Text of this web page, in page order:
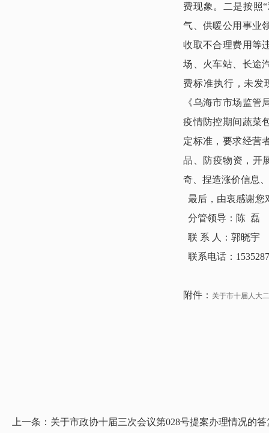
费现象。二是按照
气、供暖公用事业
收取不合理费用等
场、火车站、长途
费标准执行，未发
《乌海市市场监
疫情防控期间蔬菜
定标准，要求经营
品、防疫物资，开
奇、捏造涨价信息
最后，由衷感谢您
分管领导：陈 磊
联 系 人：郭晓宇
联系电话：
附件： 关于市十届人大
上一条： 关于市政协十届三次会议第028号提案办理情况的答